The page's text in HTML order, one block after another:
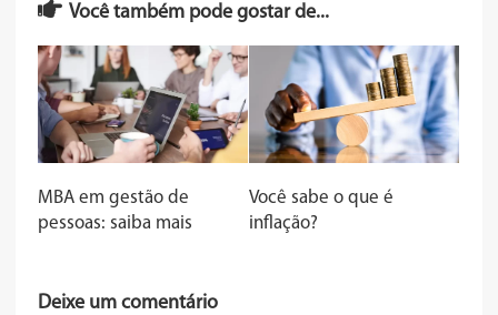
Você também pode gostar de...
MBA em gestão de
pessoas: saiba mais
Você sabe o que é
inflação?
Deixe um comentário